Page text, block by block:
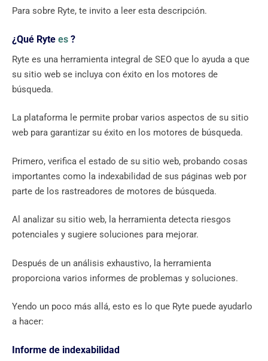
Para sobre Ryte, te invito a leer esta descripción.
¿Qué Ryte es ?
Ryte es una herramienta integral de SEO que lo ayuda a que
su sitio web se incluya con éxito en los motores de
búsqueda.
La plataforma le permite probar varios aspectos de su sitio
web para garantizar su éxito en los motores de búsqueda.
Primero, verifica el estado de su sitio web, probando cosas
importantes como la indexabilidad de sus páginas web por
parte de los rastreadores de motores de búsqueda.
Al analizar su sitio web, la herramienta detecta riesgos
potenciales y sugiere soluciones para mejorar.
Después de un análisis exhaustivo, la herramienta
proporciona varios informes de problemas y soluciones.
Yendo un poco más allá, esto es lo que Ryte puede ayudarlo
a hacer:
Informe de indexabilidad